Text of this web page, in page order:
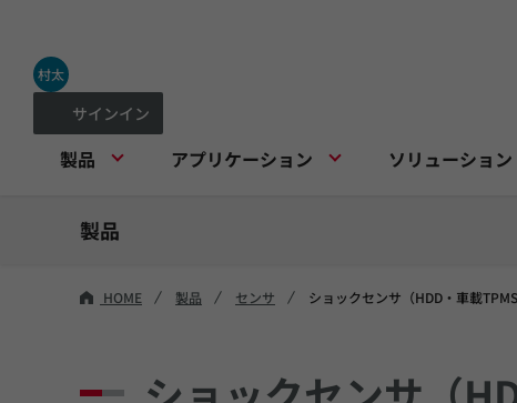
村太
サインイン
製品 アプリケーション ソリューション
製品
HOME 製品 センサ ショックセンサ（HDD・車載TPMS